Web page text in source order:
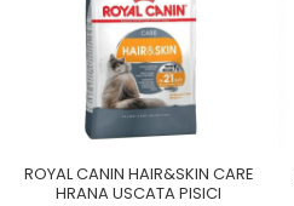
ROYAL CANIN HAIR&SKIN CARE
HRANA USCATA PISICI